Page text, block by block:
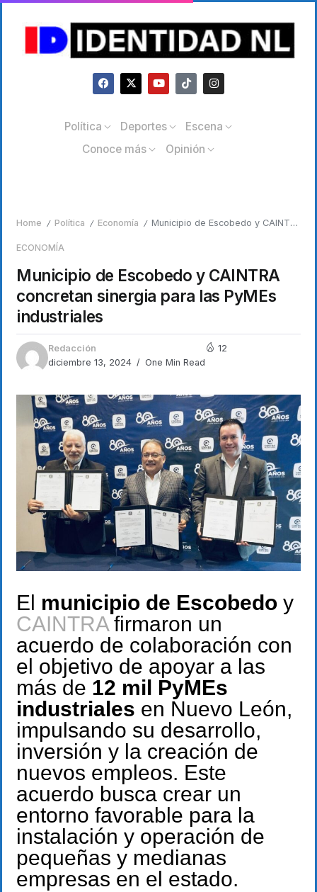
Política Deportes
Escena
Conoce más
Opinión
Home / Política / Economía / Municipio de Escobedo y CAINTRA concretan sinergia para las PyMEs industriales
ECONOMÍA
Municipio de Escobedo y CAINTRA
concretan sinergia para las PyMEs
industriales
Redacción
diciembre 13, 2024
One Min Read
12
El municipio de Escobedo y
CAINTRAfirmaron un
acuerdo de colaboración con
el objetivo de apoyar a las
más de 12 mil PyMEs
industriales en Nuevo León,
impulsando su desarrollo,
inversión y la creación de
nuevos empleos. Este
acuerdo busca crear un
entorno favorable para la
instalación y operación de
pequeñas y medianas
empresas en el estado.